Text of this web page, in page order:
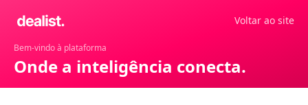
Voltar ao site
Bem-vindo à plataforma
Onde a inteligência conecta.